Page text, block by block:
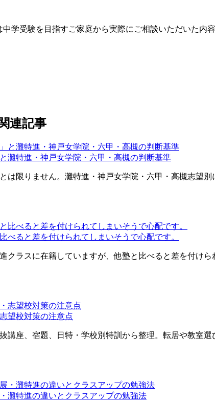
学受験を目指すご家庭から実際にご相談いただいた
連記事
灘特進・神戸女学院・六甲・高槻の判断基準
は限りません。灘特進・神戸女学院・六甲・高槻志望
べると差を付けられてしまいそうで心配です。
クラスに在籍していますが、他塾と比べると差を付け
望校対策の注意点
講座、宿題、日特・学校別特訓から整理。転居や教室
灘特進の違いとクラスアップの勉強法